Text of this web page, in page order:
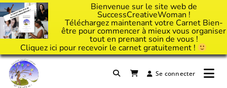
Bienvenue sur le site web de
SuccessCreativeWoman !
Téléchargez maintenant votre Carnet Bien-
être pour commencer à mieux vous organiser
tout en prenant soin de vous !
Cliquez ici pour recevoir le carnet gratuitement !
Passer
contenu
Il est temps d'ART'ivez votre vie !Se connecter